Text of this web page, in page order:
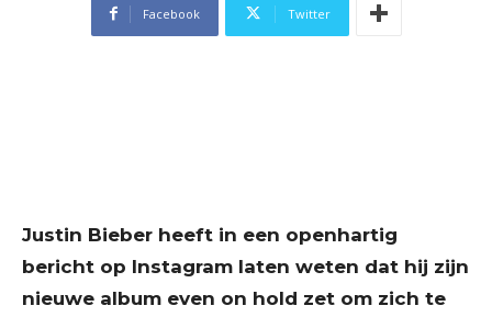
Facebook Twitter
Justin Bieber heeft in een openhartig
bericht op Instagram laten weten dat hij zijn
nieuwe album even on hold zet om zich te